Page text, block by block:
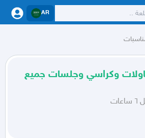
AR
وكراسي وجلسات جميع